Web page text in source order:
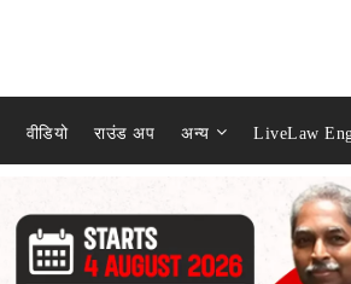
वीडियो राउंड अप अन्य LiveLaw